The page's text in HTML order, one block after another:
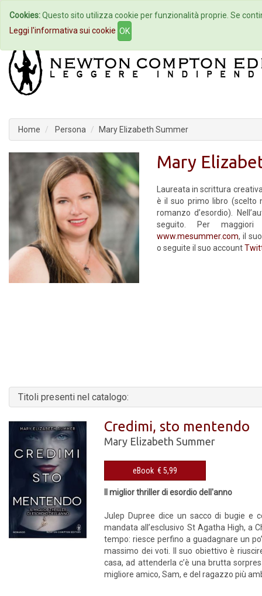
Home Autori Eventi
Home Persona Mary Elizabeth Summer
Mary
Laureata in scrittura
è il suo primo libro (scelto
romanzo d’esordio).
seguito. Per
www.mesummer.com, il
o seguite il suo account
Titoli presenti nel catalogo:
Credimi, sto mentendo
Mary Elizabeth Summer
eBook € 5,99
Il miglior thriller di esordio dell'anno
Julep Dupree dice un sacco di bugie e
mandata all’esclusivo St Agatha High, a
tempo: riesce perfino a guadagnare un
massimo dei voti. Il suo obiettivo è
casa, ad attenderla c’è una brutta
migliore amico, Sam, e del ragazzo più
Cookies:Questo sito utilizza cookie per funzionalità proprie. Se
Leggi l'informativa sui cookie OK